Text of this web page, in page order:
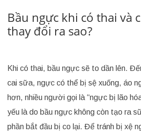
Bầu ngực khi có thai và
thay đổi ra sao?
Khi có thai, bầu ngực sẽ to dần lên.
cai sữa, ngực có thể bị sệ xuống, áo
hơn, nhiều người gọi là “ngực bị lão
yếu là do bầu ngực không còn tạo ra
phần bắt đầu bị co lại. Để tránh bị xệ